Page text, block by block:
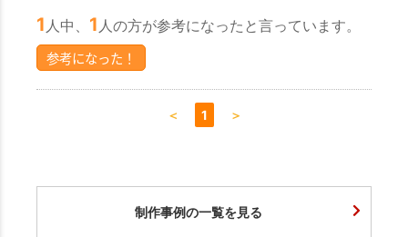
1 人中、 1 人の方が参考になったと言っています。
参考になった！
＜ 1 ＞
制作事例の一覧を見る